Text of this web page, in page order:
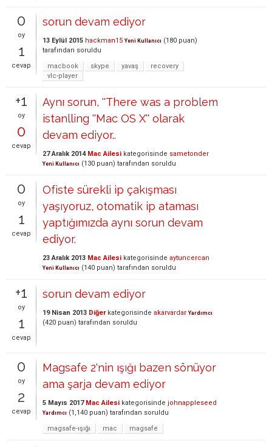
0
oy
1
cevap
sorun devam ediyor
13 Eylül 2015 hackman15 Yeni Kullanıcı (180 puan)
tarafından soruldu
macbook
skype yavaş
recovery
vlc-player
+1
oy
0
cevap
Aynı sorun, ''There was a problem
istanlling ''Mac OS X'' olarak
devam ediyor..
27 Aralık 2014 Mac Ailesi kategorisinde sametonder
Yeni Kullanıcı (130 puan) tarafından soruldu
0
oy
1
cevap
Ofiste sürekli ip çakışması
yaşıyoruz, otomatik ip ataması
yaptığımızda aynı sorun devam
ediyor.
23 Aralık 2013 Mac Ailesi kategorisinde aytuncercan
Yeni Kullanıcı (140 puan) tarafından soruldu
+1
oy
1
cevap
sorun devam ediyor
19 Nisan 2013 Diğerkategorisinde akarvardar Yardımcı
(420 puan) tarafından soruldu
0
oy
2
cevap
Magsafe 2'nin ışığı bazen sönüyor
ama şarja devam ediyor
5 Mayıs 2017 Mac Ailesi kategorisinde johnappleseed
Yardımcı (1,140 puan) tarafından soruldu
magsafe-ışığı
mac magsafe